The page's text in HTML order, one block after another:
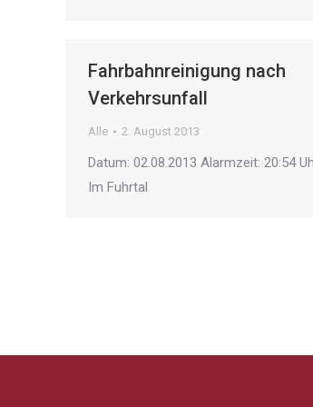
Fahrbahnreinigung nach
Verkehrsunfall
Alle 2. August 2013
Datum: 02.08.2013 Alarmzeit: 20:54
Im Fuhrtal